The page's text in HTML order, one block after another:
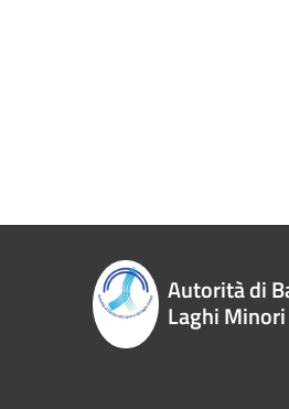
Autorità di
Laghi Minori